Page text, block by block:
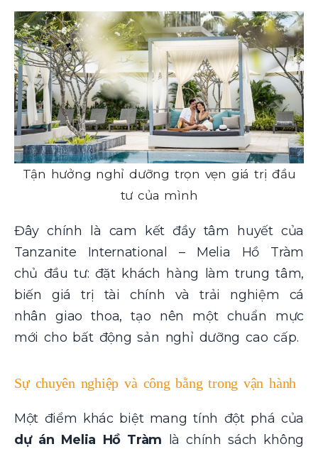
Tận hưởng nghỉ dưỡng trọn vẹn giá trị đầu
tư của mình
Đây chính là cam kết đầy tâm huyết của
Tanzanite International – Melia Hồ Tràm
chủ đầu tư: đặt khách hàng làm trung tâm,
biến giá trị tài chính và trải nghiệm cá
nhân giao thoa, tạo nên một chuẩn mực
mới cho bất động sản nghỉ dưỡng cao cấp.
Sự chuyên nghiệp và công bằng trong vận hành
Một điểm khác biệt mang tính đột phá của
dự án Melia Hồ Tràm là chính sách không